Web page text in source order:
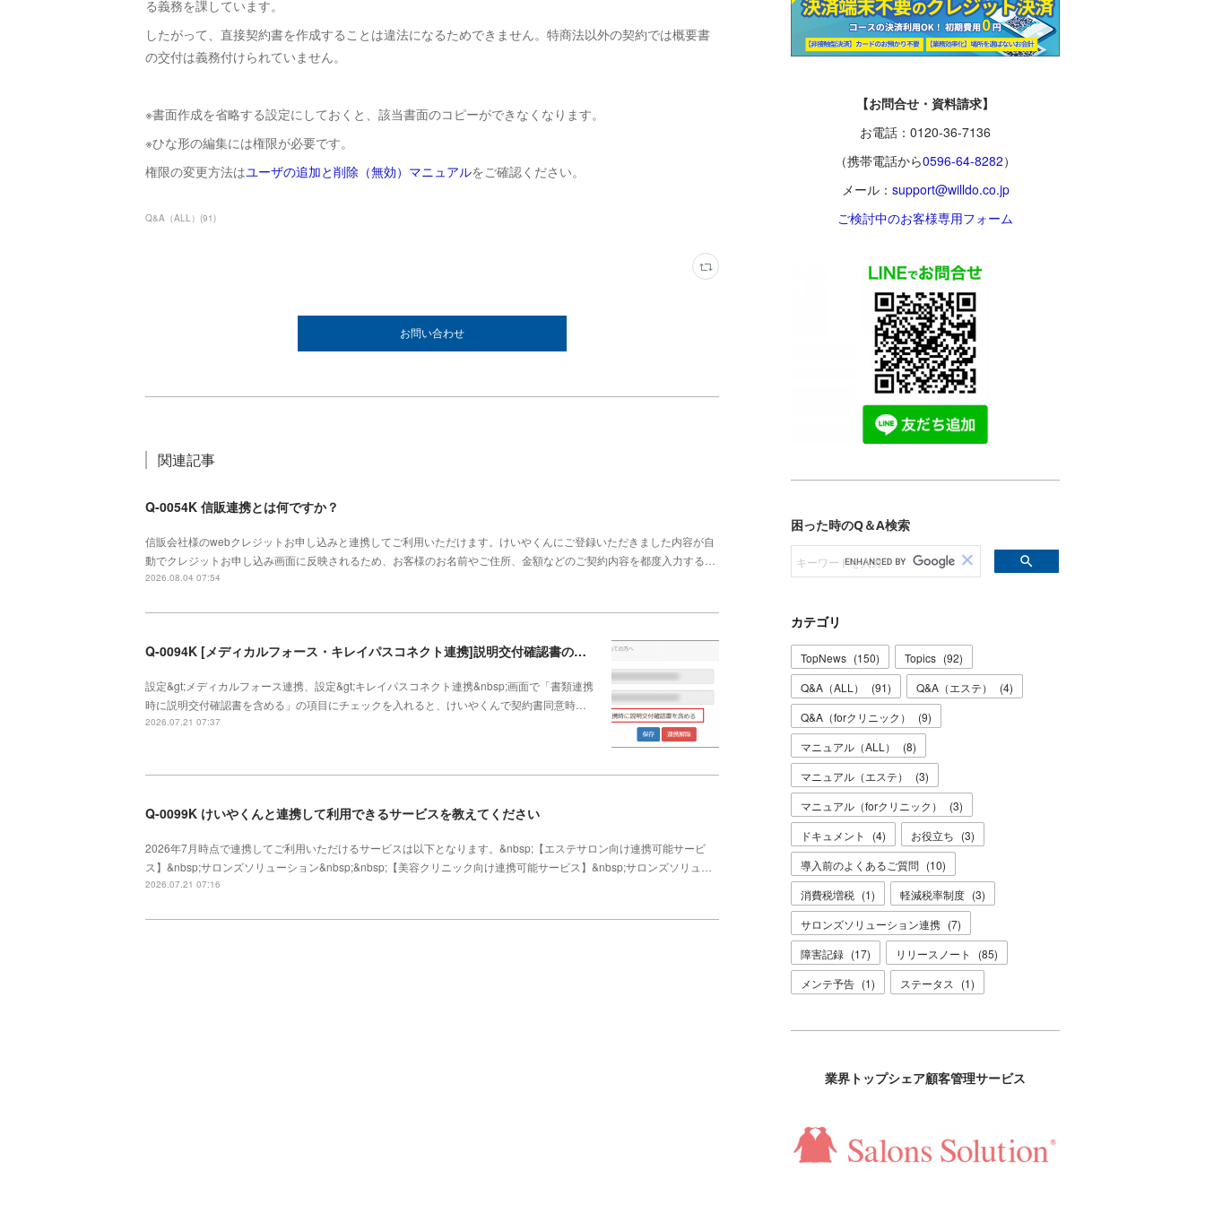
る義務を課しています。
したがって、直接契約書を作成することは違法になるためできません。特商法以外の契約では概要書
の交付は義務付けられていません。
※書面作成を省略する設定にしておくと、該当書面のコピーができなくなります。
※ひな形の編集には権限が必要です。
権限の変更方法はユーザの追加と削除（無効）マニュアルをご確認ください。
Q&A（ALL） (91)
お問い合わせ
関連記事
Q-0054K 信販連携とは何ですか？
信販会社様のwebクレジットお申し込みと連携してご利用いただけます。けいやくんにご登録いただきました内容が自
動でクレジットお申し込み画面に反映されるため、お客様のお名前やご住所、金額などのご契約内容を都度入力する…
2026.08.04 07:54
Q-0094K [メディカルフォース・キレイパスコネクト連携]説明交付確認書の連携方法
設定&gt;メディカルフォース連携、設定&gt;キレイパスコネクト連携&nbsp;画面で「書類連携
時に説明交付確認書を含める」の項目にチェックを入れると、けいやくんで契約書同意時…
2026.07.21 07:37
Q-0099K けいやくんと連携して利用できるサービスを教えてください
2026年7月時点で連携してご利用いただけるサービスは以下となります。&nbsp;【エステサロン向け連携可能サービ
ス】&nbsp;サロンズソリューション&nbsp;&nbsp;【美容クリニック向け連携可能サービス】&nbsp;サロンズソリュ…
2026.07.21 07:16
【お問合せ・資料請求】
お電話：0120-36-7136
（携帯電話から0596-64-8282）
メール： support@willdo.co.jp
ご検討中のお客様専用フォーム
カテゴリ
TopNews (150) Topics (92)
Q&A（ALL）
(91) Q&A（エステ） (4)
Q&A（forクリニック）
(9)
マニュアル（ALL）
(8)
マニュアル（エステ）
(3)
マニュアル（forクリニック）
(3)
ドキュメント
(4) お役立ち (3)
導入前のよくあるご質問 (10)
消費税増税 (1) 軽減税率制度 (3)
サロンズソリューション連携 (7)
障害記録 (17) リリースノート (85)
メンテ予告 (1) ステータス (1)
業界トップシェア顧客管理サービス